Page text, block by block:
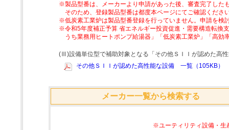
※製品型番は、メーカーより申請があった後、審査完了した
そのため、登録製品型番は都度本ページにてご確認くださ
※低炭素工業炉は製品型番登録を行っていません。申請を検
※令和5年度補正予算 省エネルギー投資促進・需要構造転換
うち業務用ヒートポンプ給湯器」「低炭素工業炉」「高
(Ⅲ)設備単位型で補助対象となる「その他ＳＩＩが認めた高
その他ＳＩＩが認めた高性能な設備 一覧（105KB）
メーカー一覧から検索する
※ユーティリティ設備・生